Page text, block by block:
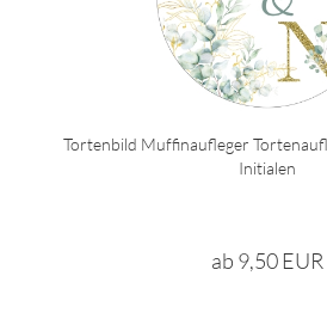
Tortenbild Muffinaufleger
Initialen
ab 9,50 EUR